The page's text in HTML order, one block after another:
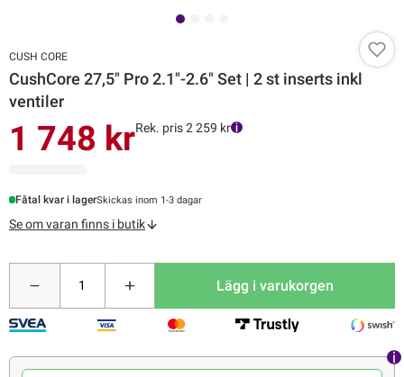
CUSH CORE
CushCore 27,5" Pro 2.1"-2.6" Set | 2 st inserts inkl
ventiler
1 748 krRek. pris 2 259 kr
Fåtal kvar i lagerSkickas inom 1-3 dagar
Se om varan finns i butik
Lägg i varukorgen